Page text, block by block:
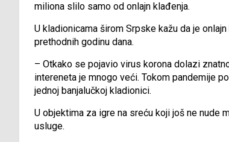
miliona slilo samo od onlajn klađenja.
U kladionicama širom Srpske kažu da je
prethodnih godinu dana.
– Otkako se pojavio virus korona dolazi
intereneta je mnogo veći. Tokom pandemije
jednoj banjalučkoj kladionici.
U objektima za igre na sreću koji još ne nude
usluge.